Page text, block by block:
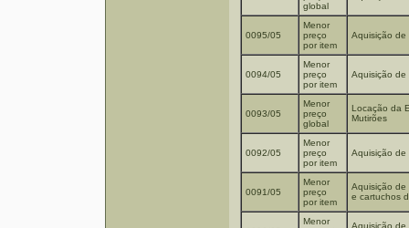
global
0095/05
Menor
preço
por item
Aquisição de
0094/05
Menor
preço
por item
Aquisição de
0093/05
Menor
preço
global
Locação da
Mutirões
0092/05
Menor
preço
por item
Aquisição de
0091/05
Menor
preço
por item
Aquisição de
e cartuchos
Menor
Aquisição de